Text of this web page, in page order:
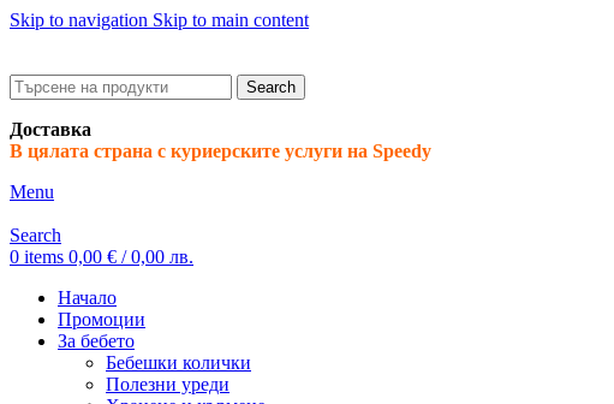
Skip to navigation Skip to main content
Search
Доставка
В цялата страна с куриерските услуги на Speedy
Menu
Search
0 items 0,00 € / 0,00 лв.
Начало
Промоции
За бебето
Бебешки колички
Полезни уреди